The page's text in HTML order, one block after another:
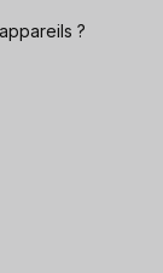
?